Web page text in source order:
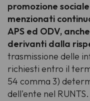
promozione
menzionati
APS ed ODV,
derivanti dalla
trasmissione delle
richiesti entro il
54 comma 3)
dell'ente nel